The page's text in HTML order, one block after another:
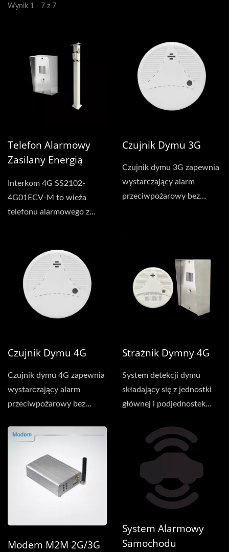
Wynik 1 - 7 z 7
Telefon Alarmowy
Zasilany Energią
Interkom 4G SS2102-
4G01ECV-M to wieża
telefonu alarmowego z
Czujnik Dymu 3G
Czujnik dymu 3G zapewnia
wystarczający alarm
przeciwpożarowy bez
Czujnik Dymu 4G
Czujnik dymu 4G zapewnia
wystarczający alarm
przeciwpożarowy bez
kabli...
Strażnik Dymny 4G
System detekcji dymu
składający się z jednostki
głównej i podjednostek
Modem M2M 2G/3G
System Alarmowy
Samochodu